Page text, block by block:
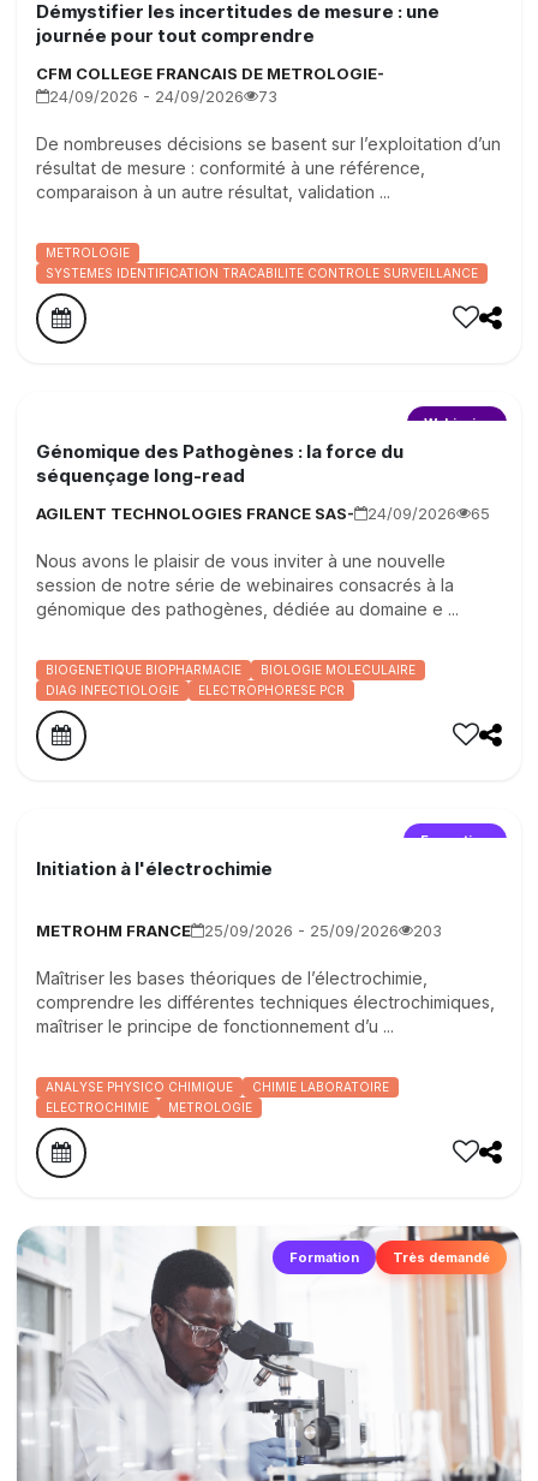
Démystifier les incertitudes de mesure : une
journée pour tout comprendre
CFM COLLEGE FRANCAIS DE METROLOGIE-
24/09/2026 - 24/09/2026
73
De nombreuses décisions se basent sur l’exploitation d’un
résultat de mesure : conformité à une référence,
comparaison à un autre résultat, validation ...
METROLOGIE
SYSTEMES IDENTIFICATION TRACABILITE CONTROLE SURVEILLANCE
Webinaire
Génomique des Pathogènes : la force du
séquençage long-read
AGILENT TECHNOLOGIES FRANCE SAS- 24/09/2026 65
Nous avons le plaisir de vous inviter à une nouvelle
session de notre série de webinaires consacrés à la
génomique des pathogènes, dédiée au domaine e ...
BIOGENETIQUE BIOPHARMACIE
BIOLOGIE MOLECULAIRE
DIAG INFECTIOLOGIE
ELECTROPHORESE PCR
Formation
Initiation à l'électrochimie
METROHM FRANCE 25/09/2026 - 25/09/2026 203
Maîtriser les bases théoriques de l’électrochimie,
comprendre les différentes techniques électrochimiques,
maîtriser le principe de fonctionnement d’u ...
ANALYSE PHYSICO CHIMIQUE
CHIMIE LABORATOIRE
ELECTROCHIMIE
METROLOGIE
Formation Très demandé